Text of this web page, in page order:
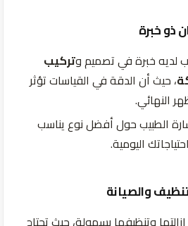
لديهخبرةفيتصميموتركيب
، حيث أن الدقة في القياسات تؤثر
النهائي.
الطبيبحولأفضلنوع يناسب
اليومية.
إزالتها وتنظيفها بسهولة، حيثتحتاج